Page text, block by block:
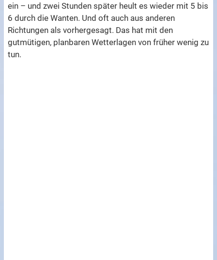
ein – und zwei Stunden später heult es wieder mit 5 bis
6 durch die Wanten. Und oft auch aus anderen
Richtungen als vorhergesagt. Das hat mit den
gutmütigen, planbaren Wetterlagen von früher wenig zu
tun.